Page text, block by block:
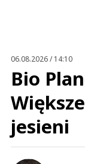
06.08.2026 / 14:10
Bio
jesieni